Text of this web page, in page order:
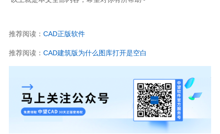
推荐阅读： CAD正版软件
推荐阅读： CAD建筑版为什么图库打开是空白